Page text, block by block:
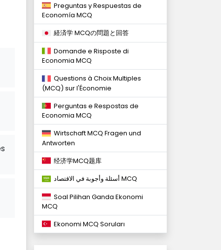
Preguntas y Respuestas de
Economía MCQ
経済学 MCQの問題と回答
Domande e Risposte di
Economia MCQ
Questions à Choix Multiples
(MCQ) sur l'Économie
Perguntas e Respostas de
Economia MCQ
Wirtschaft MCQ Fragen und
Antworten
经济学MCQ题库
أسئلة وأجوبة في الاقتصاد MCQ
Soal Pilihan Ganda Ekonomi
MCQ
Ekonomi MCQ Soruları